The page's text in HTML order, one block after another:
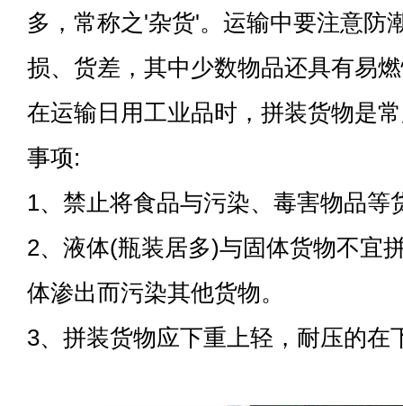
多，常称之'杂货'。运输中要注意防
损、货差，其中少数物品还具有易
在运输日用工业品时，拼装货物是
事项:
1、禁止将食品与污染、毒害物品等
2、液体(瓶装居多)与固体货物不宜
体渗出而污染其他货物。
3、拼装货物应下重上轻，耐压的在